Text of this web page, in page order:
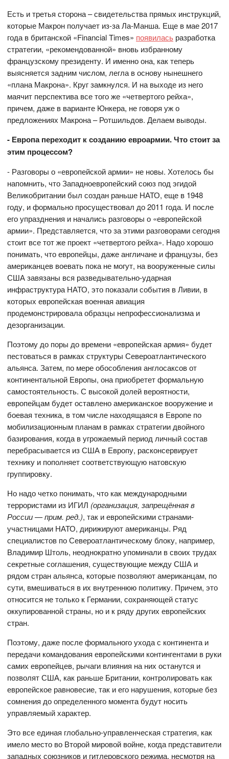
Есть и третья сторона – свидетельства прямых инструкций,
которые Макрон получает из-за Ла-Манша. Еще в мае 2017
года в британской «Financial Times» появилась разработка
стратегии, «рекомендованной» вновь избранному
французскому президенту. И именно она, как теперь
выясняется задним числом, легла в основу нынешнего
«плана Макрона». Круг замкнулся. И на выходе из него
маячит перспектива все того же «четвертого рейха»,
причем, даже в варианте Юнкера, не говоря уж о
предложениях Макрона – Ротшильдов. Делаем выводы.
- Европа переходит к созданию евроармии. Что стоит за
этим процессом?
- Разговоры о «европейской армии» не новы. Хотелось бы
напомнить, что Западноевропейский союз под эгидой
Великобритании был создан раньше НАТО, еще в 1948
году, и формально просуществовал до 2011 года. И после
его упразднения и начались разговоры о «европейской
армии». Представляется, что за этими разговорами сегодня
стоит все тот же проект «четвертого рейха». Надо хорошо
понимать, что европейцы, даже англичане и французы, без
американцев воевать пока не могут, на вооруженные силы
США завязаны вся разведывательно-ударная
инфраструктура НАТО, это показали события в Ливии, в
которых европейская военная авиация
продемонстрировала образцы непрофессионализма и
дезорганизации.
Поэтому до поры до времени «европейская армия» будет
пестоваться в рамках структуры Североатлантического
альянса. Затем, по мере обособления англосаксов от
континентальной Европы, она приобретет формальную
самостоятельность. С высокой долей вероятности,
европейцам будет оставлено американское вооружение и
боевая техника, в том числе находящаяся в Европе по
мобилизационным планам в рамках стратегии двойного
базирования, когда в угрожаемый период личный состав
перебрасывается из США в Европу, расконсервирует
технику и пополняет соответствующую натовскую
группировку.
Но надо четко понимать, что как международными
террористами из ИГИЛ (организация, запрещённая в
России — прим. ред.), так и европейскими странами-
участницами НАТО, дирижируют американцы. Ряд
специалистов по Североатлантическому блоку, например,
Владимир Штоль, неоднократно упоминали в своих трудах
секретные соглашения, существующие между США и
рядом стран альянса, которые позволяют американцам, по
сути, вмешиваться в их внутреннюю политику. Причем, это
относится не только к Германии, сохраняющей статус
оккупированной страны, но и к ряду других европейских
стран.
Поэтому, даже после формального ухода с континента и
передачи командования европейскими контингентами в руки
самих европейцев, рычаги влияния на них останутся и
позволят США, как раньше Британии, контролировать как
европейское равновесие, так и его нарушения, которые без
сомнения до определенного момента будут носить
управляемый характер.
Это все единая глобально-управленческая стратегия, как
имело место во Второй мировой войне, когда представители
западных союзников и гитлеровского режима, несмотря на